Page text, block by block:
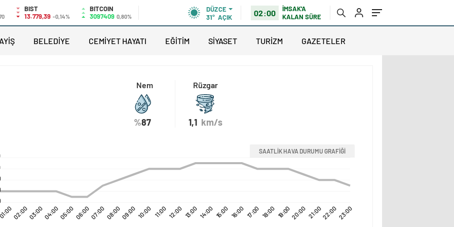
BIST
13.779,39 -0,14%
BITCOIN
3097409 0,80%
DÜZCE
31° AÇIK 02:00
İMSAK'A
KALAN SÜRE
BELEDİYE CEMİYET HAYATI EĞİTİM SİYASET TURİZM GAZETELER
Nem
%87
Rüzgar
1,1 km/s
SAATLİK HAVA DURUMU GRAFİĞİ
01:0002:0003:0004:0005:0006:0007:0008:0009:0010:00 11:00 12:00 13:00 14:00 15:00 16:00 17:00 18:00 19:0020:0021:0022:0023:00